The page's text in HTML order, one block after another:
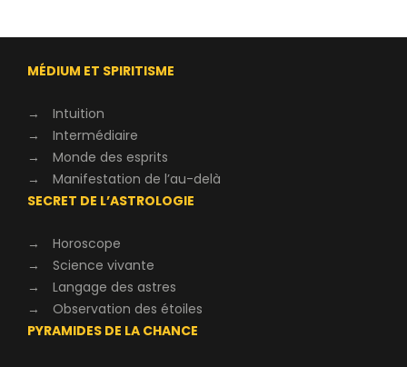
MÉDIUM ET SPIRITISME
→
Intuition
→
Intermédiaire
→
Monde des esprits
→
Manifestation de l’au-delà
SECRET DE L’ASTROLOGIE
→
Horoscope
→
Science vivante
→
Langage des astres
→
Observation des étoiles
PYRAMIDES DE LA CHANCE